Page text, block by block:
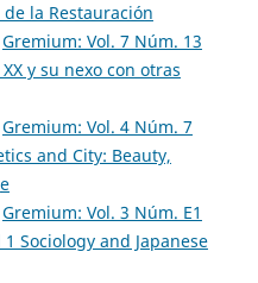
la Restauración
Gremium: Vol. 7 Núm. 13
y su nexo con otras
Gremium: Vol. 4 Núm. 7
and City: Beauty,
Gremium: Vol. 3 Núm. E1
Sociology and Japanese